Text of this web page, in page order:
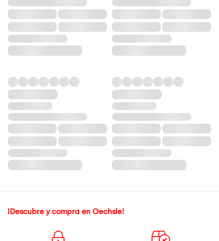
¡Descubre y compra en Oechsle!